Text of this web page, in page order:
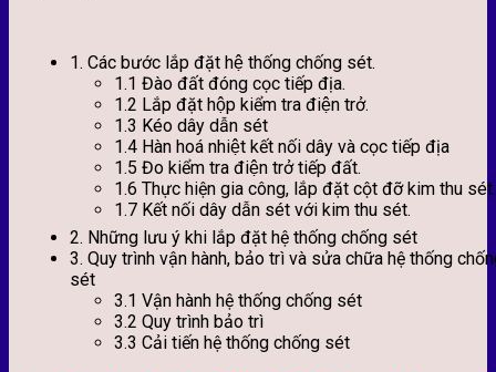
1. Các bước lắp đặt hệ thống chống sét.
1.1 Đào đất đóng cọc tiếp địa.
1.2 Lắp đặt hộp kiểm tra điện trở.
1.3 Kéo dây dẫn sét
1.4 Hàn hoá nhiệt kết nối dây và cọc tiếp địa
1.5 Đo kiểm tra điện trở tiếp đất.
1.6 Thực hiện gia công, lắp đặt cột đỡ kim thu sét.
1.7 Kết nối dây dẫn sét với kim thu sét.
2. Những lưu ý khi lắp đặt hệ thống chống sét
3. Quy trình vận hành, bảo trì và sửa chữa hệ thống
sét
3.1 Vận hành hệ thống chống sét
3.2 Quy trình bảo trì
3.3 Cải tiến hệ thống chống sét